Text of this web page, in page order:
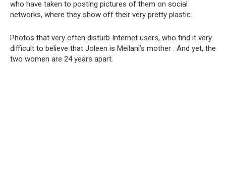
who have taken to posting pictures of them on social
networks, where they show off their very pretty plastic.
Photos that very often disturb Internet users, who find it very
difficult to believe that Joleen is Meilani’s mother . And yet, the
two women are 24 years apart.